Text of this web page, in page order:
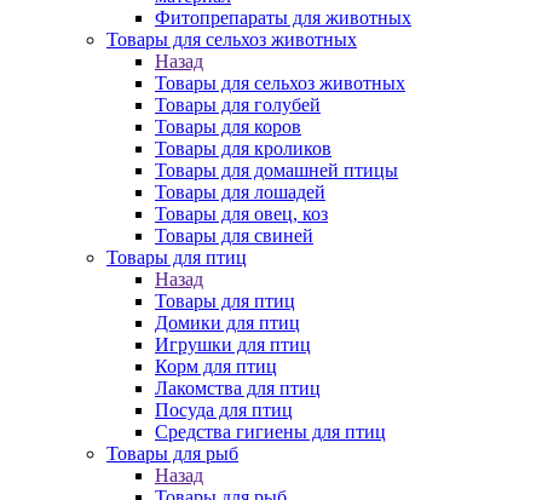
Фитопрепараты для животных
Товары для сельхоз животных
Назад
Товары для сельхоз животных
Товары для голубей
Товары для коров
Товары для кроликов
Товары для домашней птицы
Товары для лошадей
Товары для овец, коз
Товары для свиней
Товары для птиц
Назад
Товары для птиц
Домики для птиц
Игрушки для птиц
Корм для птиц
Лакомства для птиц
Посуда для птиц
Средства гигиены для птиц
Товары для рыб
Назад